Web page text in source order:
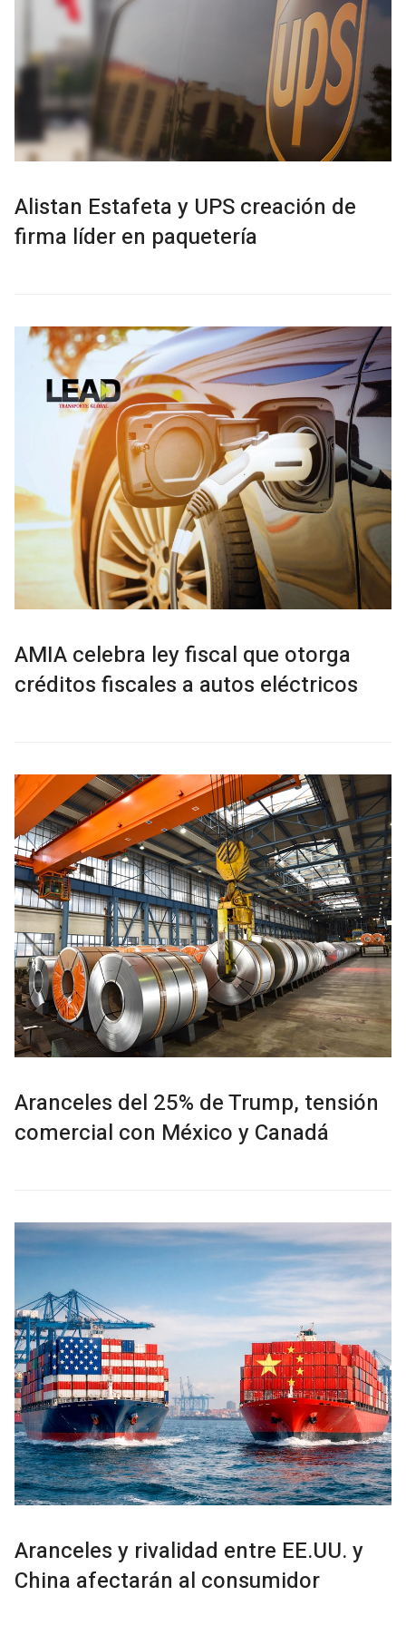
Alistan Estafeta y UPS creación de
firma líder en paquetería
AMIA celebra ley fiscal que otorga
créditos fiscales a autos eléctricos
Aranceles del 25% de Trump, tensión
comercial con México y Canadá
Aranceles y rivalidad entre EE.UU. y
China afectarán al consumidor